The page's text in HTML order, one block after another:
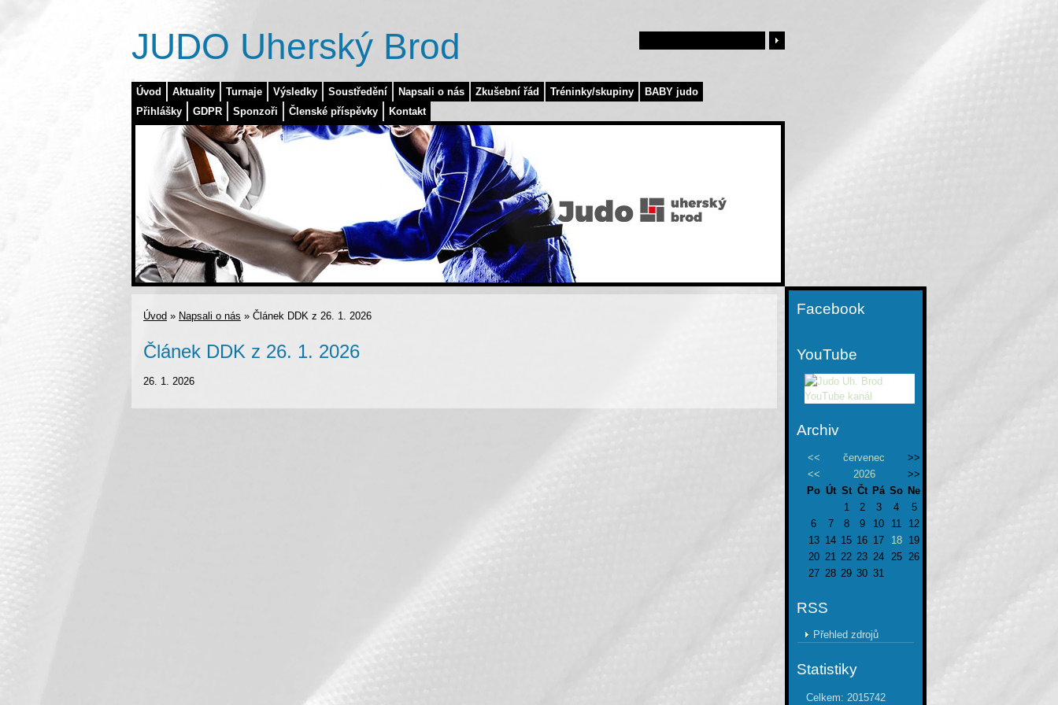
Úvod Aktuality Turnaje Výsledky Soustředění Napsali o nás Zkušební řád Tréninky/skupiny
BABY judo
Přihlášky
GDPR Sponzoři Členské příspěvky Kontakt
JUDO Uherský Brod
Úvod » Napsali o nás » Článek DDK z 26. 1. 2026
Článek DDK z 26. 1. 2026
26. 1. 2026
Facebook
YouTube
Archiv
<< červenec
>>
<<
2026
>>
Po Út St Čt Pá So Ne
1
2 3 4
5
6
7 8 9 10 11
12
13 14 15 16 17 18
19
20 21 22 23 24 25 26
27 28 29 30 31
RSS
Přehled zdrojů
Statistiky
Celkem: 2015742